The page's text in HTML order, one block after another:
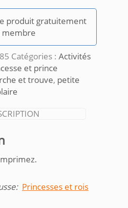
produit gratuitement
membre
Catégories : Activités
et prince
et trouve, petite
Princesses et rois